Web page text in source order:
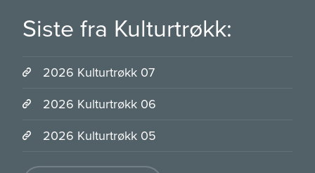
Siste fra Kulturtrøkk:
2026 Kulturtrøkk 07
2026 Kulturtrøkk 06
2026 Kulturtrøkk 05